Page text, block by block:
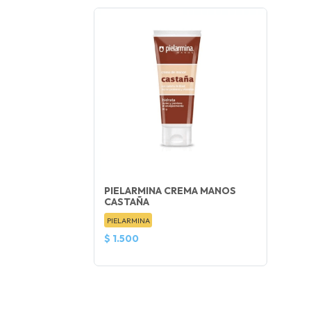
PIELARMINA CREMA MANOS
CASTAÑA
PIELARMINA
$ 1.500